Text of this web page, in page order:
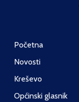
Početna
Novosti
Kreševo
Općinski glasnik